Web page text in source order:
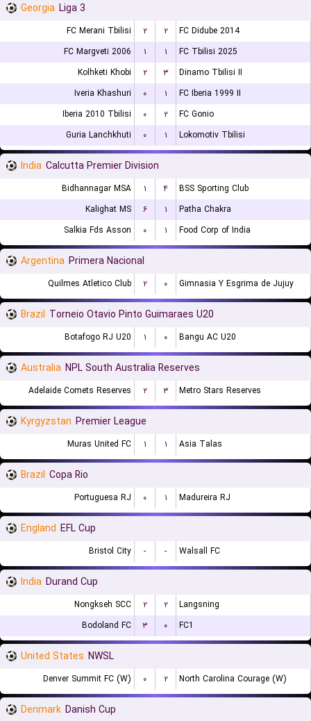
Georgia Liga 3
FC Merani Tbilisi ۲ ۲
FC Didube 2014
FC Margveti 2006
۱ ۱
FC Tbilisi 2025
Kolhketi Khobi
۲ ۳
Dinamo Tbilisi II
Iveria Khashuri
۰ ۱
FC Iberia 1999 II
Iberia 2010 Tbilisi
۰ ۲
FC Gonio
Guria Lanchkhuti
۰ ۱ Lokomotiv Tbilisi
India Calcutta Premier Division
Bidhannagar MSA ۱ ۴
BSS Sporting Club
Kalighat MS
۶ ۱
Patha Chakra
Salkia Fds Asson
۰ ۱ Food Corp of India
Argentina Primera Nacional
Quilmes Atletico Club ۲ ۰ Gimnasia Y Esgrima de Jujuy
Brazil Torneio Otavio Pinto Guimaraes U20
Botafogo RJ U20 ۱ ۰ Bangu AC U20
Australia NPL South Australia Reserves
Adelaide Comets Reserves ۲ ۳ Metro Stars Reserves
Kyrgyzstan Premier League
Muras United FC ۱ ۱ Asia Talas
Brazil Copa Rio
Portuguesa RJ ۰ ۱ Madureira RJ
England EFL Cup
Bristol City - - Walsall FC
India Durand Cup
Nongkseh SCC ۲ ۲
Langsning
Bodoland FC
۳ ۰ FC1
United States NWSL
Denver Summit FC (W) ۰ ۲ North Carolina Courage (W)
Denmark Danish Cup